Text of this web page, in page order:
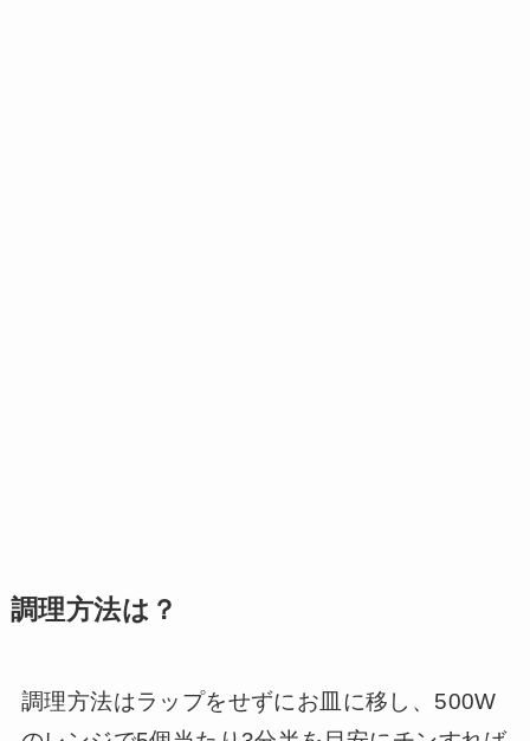
調理方法は？
調理方法はラップをせずにお皿に移し、500W